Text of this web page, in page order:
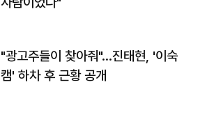
"광고주들이 찾아줘"…진태현, '이숙
캠' 하차 후 근황 공개